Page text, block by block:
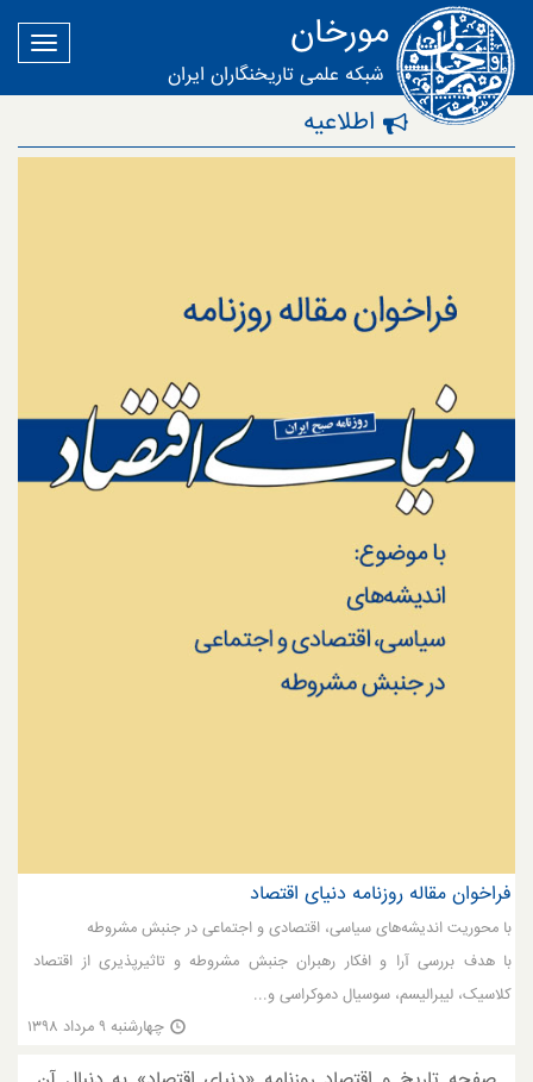
مورخان
شبکه علمی تاریخنگاران ایران
اطلاعیه‌
فراخوان مقاله روزنامه دنیای اقتصاد
با محوریت اندیشه‌های سیاسی، اقتصادی و اجتماعی در جنبش مشروطه
با هدف بررسی آرا و افکار رهبران جنبش مشروطه و تاثیرپذیری از اقتصاد
کلاسیک، لیبرالیسم، سوسیال دموکراسی و...
چهارشنبه ۹ مرداد ۱۳۹۸